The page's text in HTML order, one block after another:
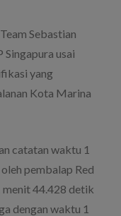
Sebastian
usai
yang
Kota Marina
catatan waktu 1
pembalap Red
menit 44.428 detik
dengan waktu 1